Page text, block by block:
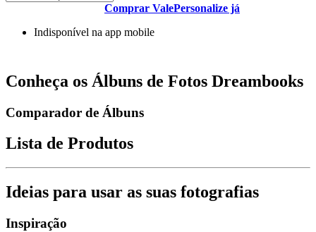
Comprar ValePersonalize já
Indisponível na app mobile
Conheça os Álbuns de Fotos Dreambooks
Comparador de Álbuns
Lista de Produtos
Ideias para usar as suas fotografias
Inspiração